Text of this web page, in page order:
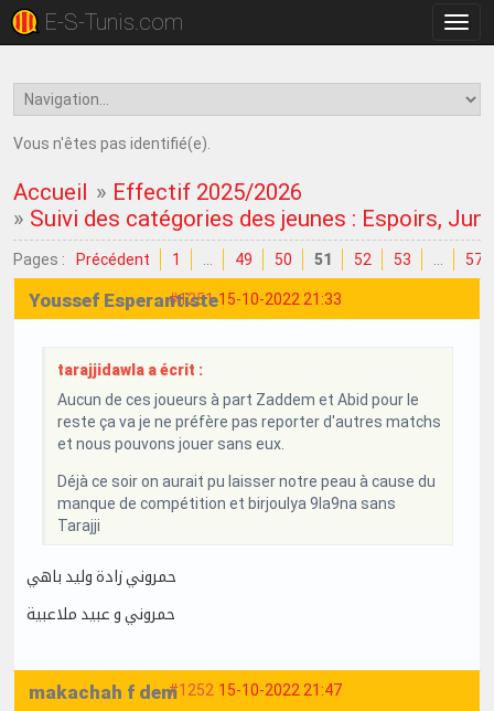
la
E-S-Tunis.com
Vous n'êtes pas identifié(e).
Accueil » Effectif 2025/2026
» Suivi des catégories des jeunes : Espoirs,
Pages : Précédent 1 49 50 51 52 53 57
#1251 15-10-2022 21:33
Youssef Esperantiste
tarajjidawla a écrit :
Aucun de ces joueurs à part Zaddem et Abid pour le
reste ça va je ne préfère pas reporter d'autres matchs
et nous pouvons jouer sans eux.
Déjà ce soir on aurait pu laisser notre peau à cause du
manque de compétition et birjoulya 9la9na sans
Tarajji
حمروني زادة وليد باهي
حمروني و عبيد ملاعبية
#1252 15-10-2022 21:47
makachah f dem